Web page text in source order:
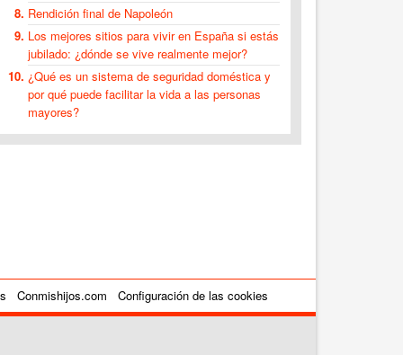
Rendición final de Napoleón
Los mejores sitios para vivir en España si estás
jubilado: ¿dónde se vive realmente mejor?
¿Qué es un sistema de seguridad doméstica y
por qué puede facilitar la vida a las personas
mayores?
Conmishijos.com Configuración de las cookies